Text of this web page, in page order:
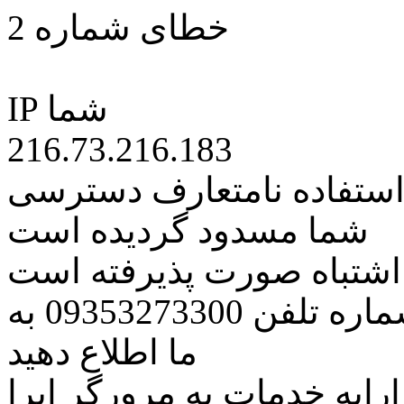
خطای شماره 2
IP شما
216.73.216.183
نامتعارف دسترسی
شما مسدود گردیده است
اشتباه صورت پذیرفته است
مراتب این مسئله را از طریق شماره تلفن 09353273300 به
ما اطلاع دهید
خدمات به مرورگر اپرا